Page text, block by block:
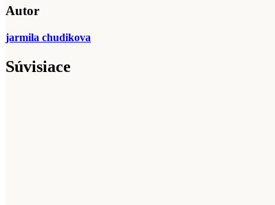
Autor
jarmila chudikova
Súvisiace